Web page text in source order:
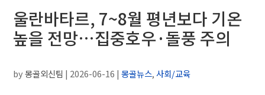
울란바타르, 7~8월 평년보다 기온
높을 전망…집중호우·돌풍 주의
by몽골외신팀 | 2026-06-16 |몽골뉴스,사회/교육